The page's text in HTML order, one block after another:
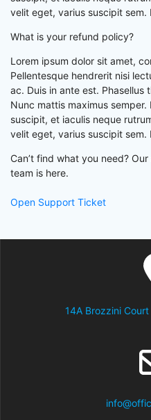
velit eget, varius suscipit
What is your refund policy?
Lorem ipsum dolor sit amet,
Pellentesque hendrerit nisi
ac. Duis in ante est.
Nunc mattis maximus
suscipit, et iaculis neque
velit eget, varius suscipit
Can’t find what you need?
team is here.
Open Support Ticket
14A Brozzini